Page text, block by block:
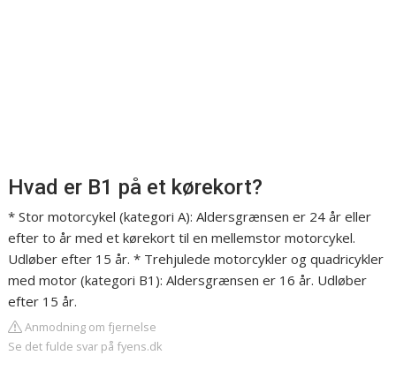
Hvad er B1 på et kørekort?
* Stor motorcykel (kategori A): Aldersgrænsen er 24 år eller
efter to år med et kørekort til en mellemstor motorcykel.
Udløber efter 15 år. * Trehjulede motorcykler og quadricykler
med motor (kategori B1): Aldersgrænsen er 16 år. Udløber
efter 15 år.
Anmodning om fjernelse
Se det fulde svar på fyens.dk